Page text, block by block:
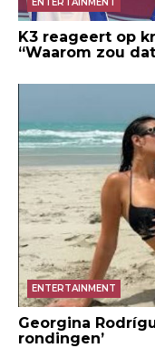
K3 reageert op
“Waarom zou
ENTERTAINMENT
Georgina
rondingen’